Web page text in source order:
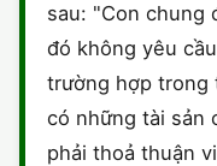
sau: "Con chung
đó không yêu
trường hợp trong
có những tài sản
phải thoả thuận